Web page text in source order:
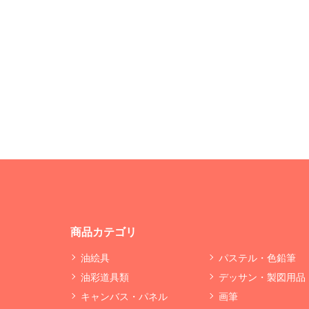
商品カテゴリ
油絵具
油彩道具類
キャンバス・パネル
パステル・色鉛筆
デッサン・製図用品
画筆